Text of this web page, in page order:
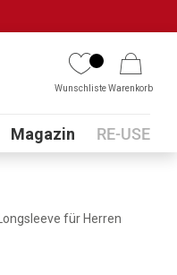
WunschlisteWarenkorb
Magazin RE-USE
für Herren